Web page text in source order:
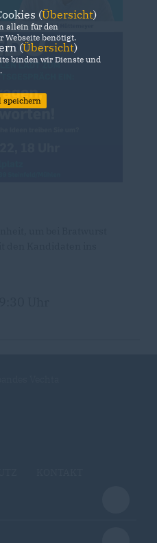
(Übersicht)
allein für den
Webseite benötigt.
(Übersicht)
binden wir Dienste und
speichern